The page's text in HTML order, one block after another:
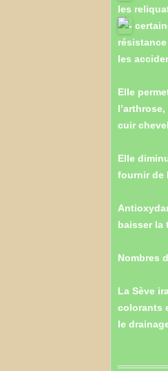
les
les
Elle
cuir
Elle
fournir de
baisser la
Nombres
La Sève
colorants
le